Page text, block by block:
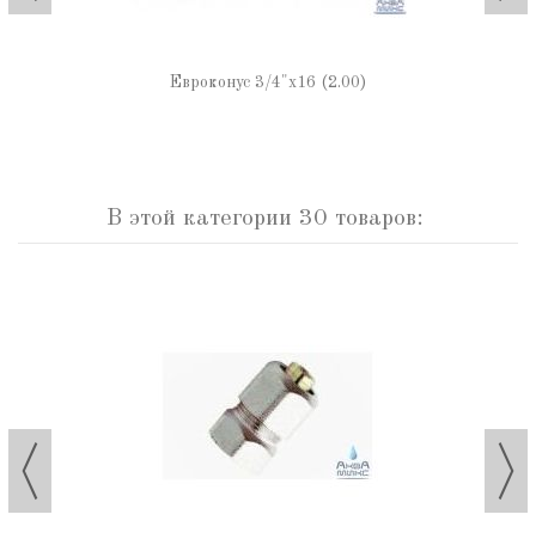
Евроконус 3/4"х16 (2.00)
В этой категории 30 товаров: